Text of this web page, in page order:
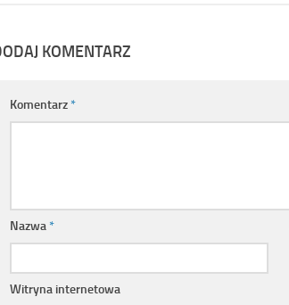
KOMENTARZ
Komentarz*
Nazwa*
Witryna internetowa